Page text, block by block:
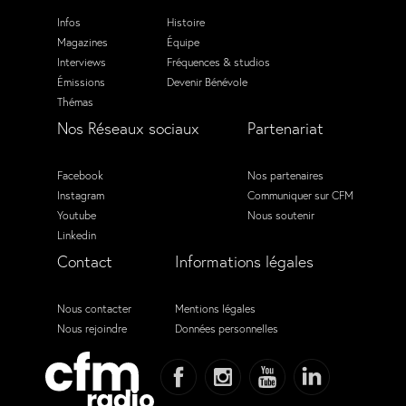
Infos
Magazines
Interviews
Émissions
Thémas
Histoire
Équipe
Fréquences & studios
Devenir Bénévole
Nos Réseaux sociaux
Facebook
Instagram
Youtube
Linkedin
Partenariat
Nos partenaires
Communiquer sur CFM
Nous soutenir
Contact
Nous contacter
Nous rejoindre
Informations légales
Mentions légales
Données personnelles